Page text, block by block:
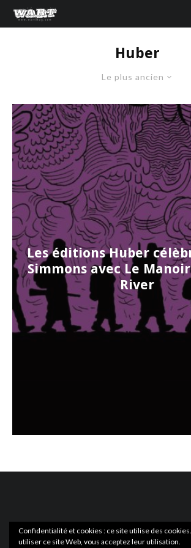
Huber
Le plus ancien
Les éditions Huber
Simmons avec Le
River
Confidentialité et cookies : ce site utilise des
utiliser ce site Web, vous acceptez leur utilisation.